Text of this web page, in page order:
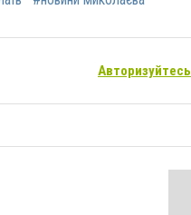
Авторизуйтесь